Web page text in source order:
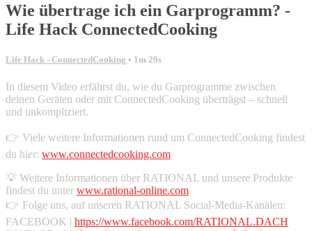
Wie übertrage ich ein Garprogramm? -
Life Hack ConnectedCooking
Life Hack - ConnectedCooking • 1m 29s
In diesem Video erfährst du, wie du Garprogramme zwischen
deinen Geräten oder mit ConnectedCooking überträgst – schnell
und unkompliziert.
👉 Viele weitere Informationen rund um ConnectedCooking findest
du hier: www.connectedcooking.com
💡 Weitere Informationen über RATIONAL und unsere Produkte
findest du unter www.rational-online.com
👉 Folge uns, auf unseren RATIONAL Social-Media-Kanälen:
FACEBOOK | https://www.facebook.com/RATIONAL.DACH